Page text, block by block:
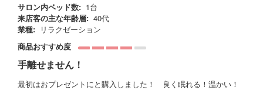
サロン内ベッド数: 1台
来店客の主な年齢層: 40代
業種: リラクゼーション
商品おすすめ度
手離せません！
最初はおプレゼントにと購入しました！ 良く眠れる！温かい！